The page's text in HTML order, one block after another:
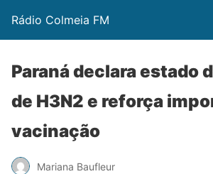
Rádio Colmeia FM
Paraná declara estado
de H3N2 e reforça
vacinação
Mariana Baufleur